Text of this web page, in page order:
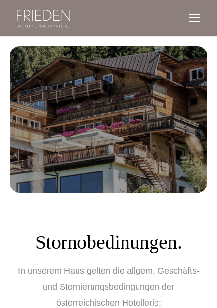
Stornobedinungen.
In unserem Haus gelten die allgem. Geschäfts-
und Stornierungsbedingungen der
österreichischen Hotellerie: